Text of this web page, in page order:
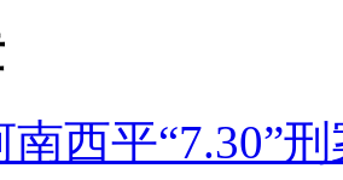
南西平“7.30”